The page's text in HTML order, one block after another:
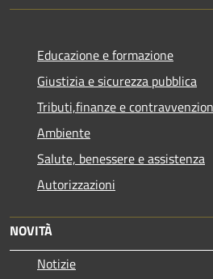
Educazione e formazione
Giustizia e sicurezza pubblica
Tributi,finanze e
Ambiente
Salute, benessere e assistenza
Autorizzazioni
NOVITÀ
Notizie